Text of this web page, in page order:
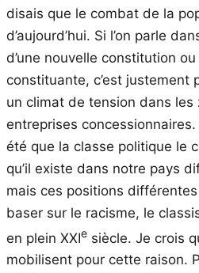
disais que le combat de la
d’aujourd’hui. Si l’on parle
d’une nouvelle constitution ou
constituante, c’est justement
un climat de tension dans les
entreprises
été que la classe politique le
qu’il existe dans notre pays
mais ces positions
baser sur le racisme, le
en plein XXIe siècle. Je crois
mobilisent pour cette raison.